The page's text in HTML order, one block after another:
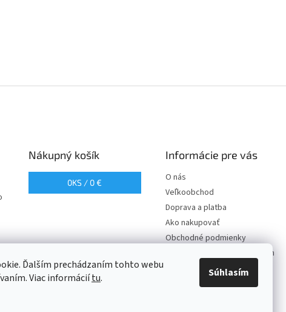
Ďalším prechádzaním tohto webu
Viac informáciítu. Súhlasím
Nákupný košík
0KS / 0 €
Informácie pre vás
O nás
Veľkoobchod
Doprava a platba
Ako nakupovať
Obchodné podmienky
Podmienky ochrany osobných